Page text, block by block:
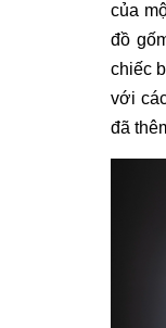
của
đồ
chiếc
với
đã